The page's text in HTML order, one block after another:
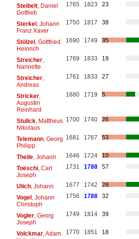
Steibelt, Daniel
Gottlieb
1765 1823 23
Sterkel, Johann
Franz Xaver
1750 1817 38
Stölzel, Gottfried
Heinrich
1690 1749 35
Streicher,
Nannette
1769 1833 19
Streicher,
Andreas
1761 1833 27
Stricker,
Augustin
Reinhard
1680 1719 5
Stulick, Mattheus
Nikolaus
1700 1740 26
Telemann, Georg
Philipp
1681 1767 53
Theile, Johann 1646 1724
10
Toëschi, Carl
Joseph
1731 1788 57
Ulich, Johann 1677 1742
28
Vogel, Johann
Christoph
1756 1788 32
Vogler, Georg
Joseph
1749 1814 39
Volckmar, Adam
1770 1851 18